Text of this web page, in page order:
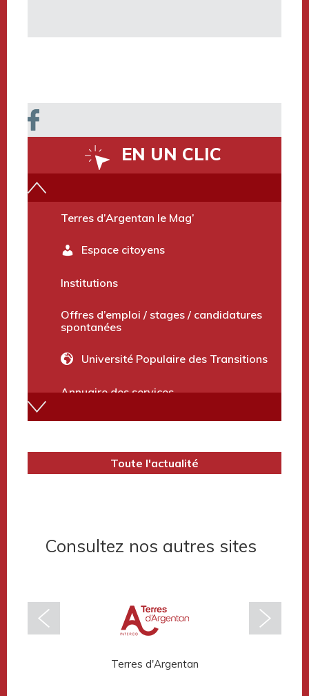
EN UN CLIC
Terres d’Argentan le Mag’
Espace citoyens
Institutions
Offres d’emploi / stages / candidatures
spontanées
Université Populaire des Transitions
Annuaire des services
Marchés publics et avis divers
Terres d’Argentan Mobilité
Toute l'actualité
Consultez nos autres sites
Terres d'Argentan